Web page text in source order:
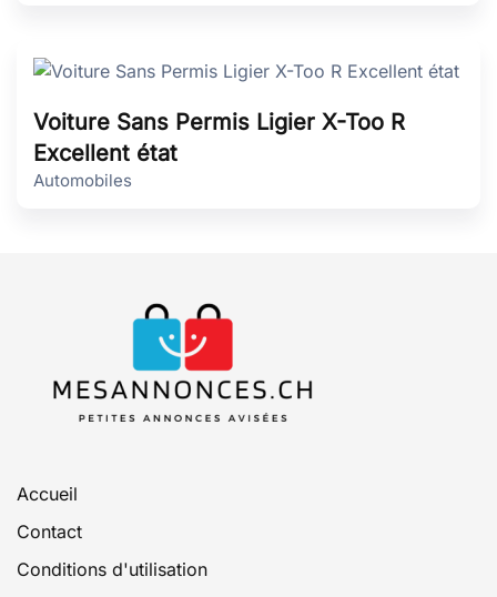
Voiture Sans Permis Ligier X-Too R
Excellent état
Automobiles
Accueil
Contact
Conditions d'utilisation